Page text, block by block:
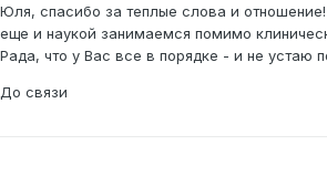
Юля, спасибо за теплые слова и
еще и наукой занимаемся помимо
Рада, что у Вас все в порядке - и не устаю
До связи